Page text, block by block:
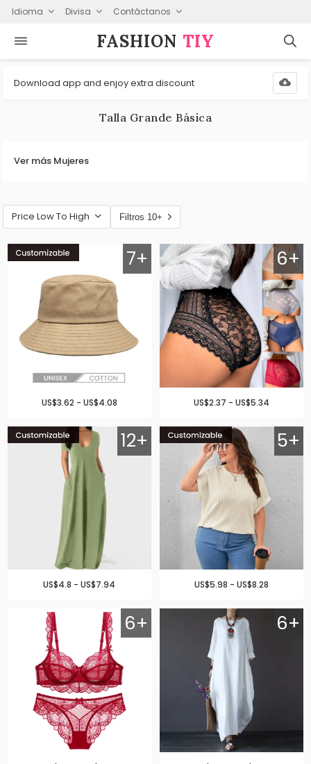
Idioma Divisa Contáctanos
FASHION⁠ TIY
Download app and enjoy extra discount
Talla Grande Básica
Ver más Mujeres
Price Low To High Filtros 10+
7+
US$3.62 - US$4.08
6+
US$2.37 - US$5.34
12+
US$4.8 - US$7.94
5+
US$5.98 - US$8.28
6+ 6+